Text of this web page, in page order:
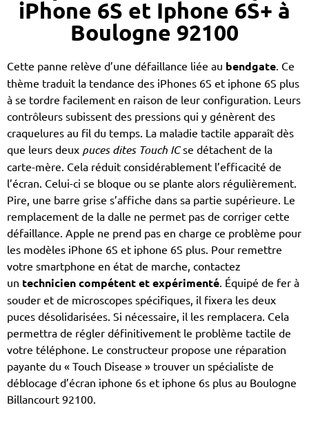
iPhone 6S et Iphone 6S+ à
Boulogne 92100
Cette panne relève d’une défaillance liée au bendgate. Ce
thème traduit la tendance des iPhones 6S et iphone 6S plus
à se tordre facilement en raison de leur configuration. Leurs
contrôleurs subissent des pressions qui y génèrent des
craquelures au fil du temps. La maladie tactile apparaît dès
que leurs deux puces dites Touch ICse détachent de la
carte-mère. Cela réduit considérablement l’efficacité de
l’écran. Celui-ci se bloque ou se plante alors régulièrement.
Pire, une barre grise s’affiche dans sa partie supérieure. Le
remplacement de la dalle ne permet pas de corriger cette
défaillance. Apple ne prend pas en charge ce problème pour
les modèles iPhone 6S et iphone 6S plus. Pour remettre
votre smartphone en état de marche, contactez
un technicien compétent et expérimenté. Équipé de fer à
souder et de microscopes spécifiques, il fixera les deux
puces désolidarisées. Si nécessaire, il les remplacera. Cela
permettra de régler définitivement le problème tactile de
votre téléphone. Le constructeur propose une réparation
payante du « Touch Disease » trouver un spécialiste de
déblocage d’écran iphone 6s et iphone 6s plus au Boulogne
Billancourt 92100.